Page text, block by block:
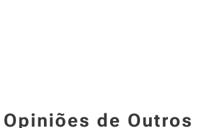
Opiniões de Outros